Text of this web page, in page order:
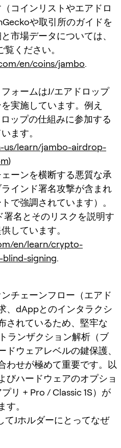
コインリストやエアドロ
や取引所のガイドを
市場データについては、
ください。
en/coins/jambo.
ォームはJ/エアドロップ
実施しています。例え
ップの仕組みに参加する
ます。
us/learn/jambo-airdrop-
)
ーンを横断する悪質な承
インド署名攻撃が含まれ
で強調されています）。
名とそのリスクを説明す
しています。
en/learn/crypto-
signing.
チェーンフロー（エアド
、dAppとのインタラクシ
されているため、堅牢な
ランザクション解析（ブ
ドウェアレベルの鍵保護、
わせが極めて重要です。以
びハードウェアのオプショ
リ + Pro / Classic 1S）が
。
Jホルダーにとってなぜ